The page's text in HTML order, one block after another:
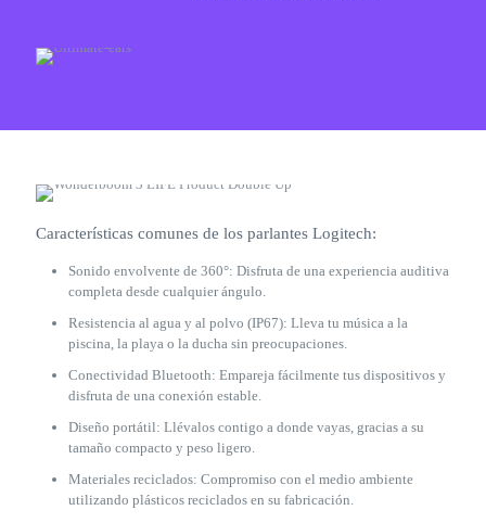
Características comunes de los parlantes Logitech:
Sonido envolvente de 360°: Disfruta de una experiencia auditiva
completa desde cualquier ángulo.
Resistencia al agua y al polvo (IP67): Lleva tu música a la
piscina, la playa o la ducha sin preocupaciones.
Conectividad Bluetooth: Empareja fácilmente tus dispositivos y
disfruta de una conexión estable.
Diseño portátil: Llévalos contigo a donde vayas, gracias a su
tamaño compacto y peso ligero.
Materiales reciclados: Compromiso con el medio ambiente
utilizando plásticos reciclados en su fabricación.